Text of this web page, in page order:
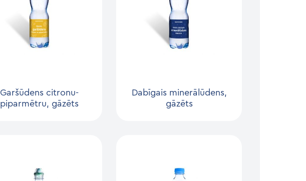
Garšūdens citronu-
piparmētru, gāzēts
Dabīgais minerālūdens,
gāzēts